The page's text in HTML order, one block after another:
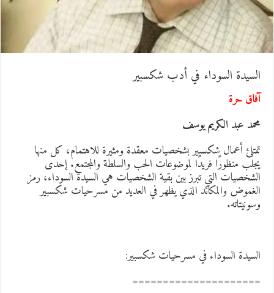
السوداء في أدب شكسبير
حرة
عبد الكريم يوسف
أعمال شكسبير بشخصيات معقدة ومثيرة للاهتمام، كل منها
منظورًا فريدًا لموضوعات الحب والسلطة والمجتمع. إحدى
التي تبرز بين بقية الشخصيات هي السيدة السوداء، رمز
والمكائد الذي يظهر في العديد من مسرحيات شكسبير
السوداء في مسرحيات شكسبير: